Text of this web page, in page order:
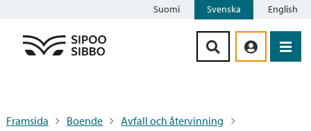
Suomi Svenska English
Framsida Boende
Avfall och återvinning